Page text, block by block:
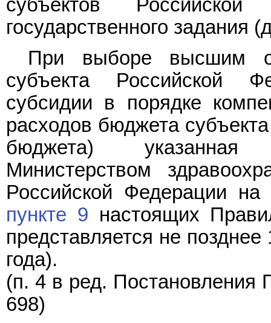
субъектов
государственного задания
При выборе высшим
субъекта Российской
субсидии в порядке
расходов бюджета
бюджета) указанная
Министерством
Российской Федерации на
пункте 9 настоящих
представляется не
года).
(п. 4 в ред. Постановления
698)